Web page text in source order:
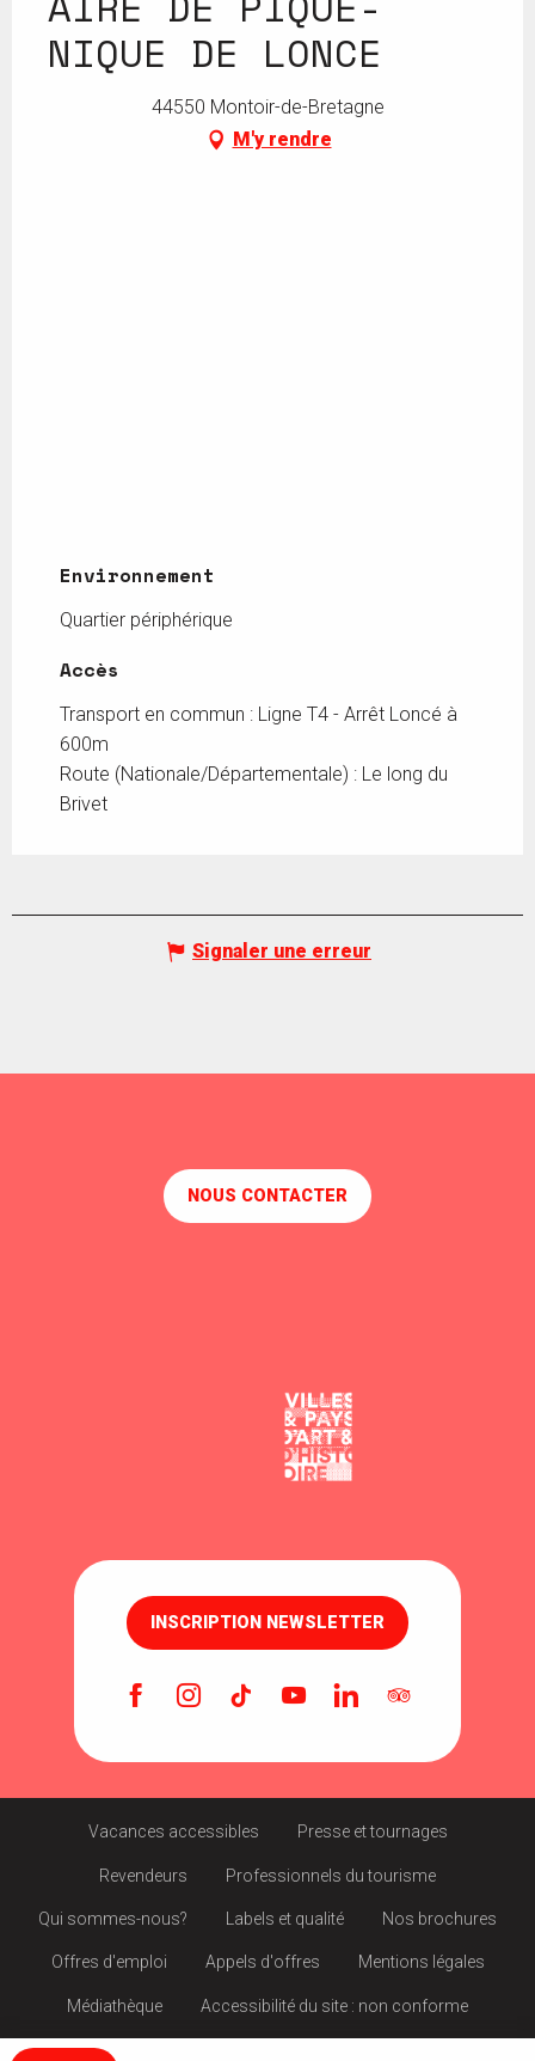
NIQUE DE LONCE
44550 Montoir-de-Bretagne
M'y rendre
Environnement
Environnement
Quartier périphérique
Accès
Accès
Transport en commun : Ligne T4 - Arrêt Loncé à
600m
Route (Nationale/Départementale) : Le long du
Brivet
Signaler une erreur
NOUS CONTACTER
INSCRIPTION NEWSLETTER
Vacances accessibles Presse et tournages
Revendeurs Professionnels du tourisme
Qui sommes-nous? Labels et qualité Nos brochures
Offres d'emploi Appels d'offres Mentions légales
Médiathèque Accessibilité du site : non conforme